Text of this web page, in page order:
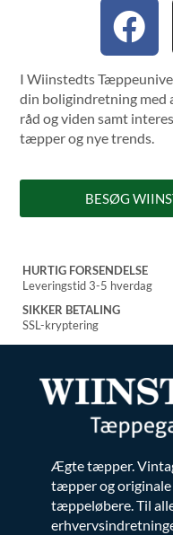
I Wiinstedts
din boligindretning med
råd og viden samt
tæpper og nye trends.
BESØG
HURTIG FORSENDELSE
Leveringstid 3-5 hverdag
SIKKER BETALING
SSL-kryptering
Ægte tæpper.
tæpper og
tæppeløbere. Til